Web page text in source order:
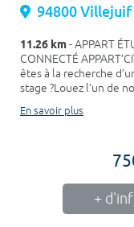
94800 Villejuif
11.26 km- APPART
CONNECTÉ
êtes à la recherche
stage ?Louez l’un de
En savoir plus
+